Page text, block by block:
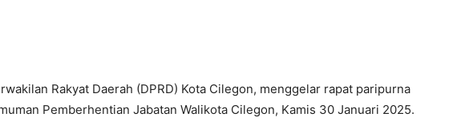
Rakyat Daerah (DPRD) Kota Cilegon, menggelar rapat paripurna
Pemberhentian Jabatan Walikota Cilegon, Kamis 30 Januari 2025.